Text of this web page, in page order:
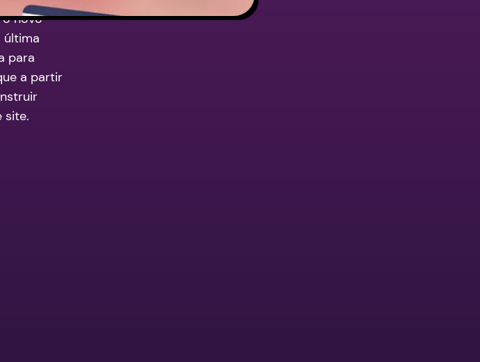
novo
última
para
a partir
site.